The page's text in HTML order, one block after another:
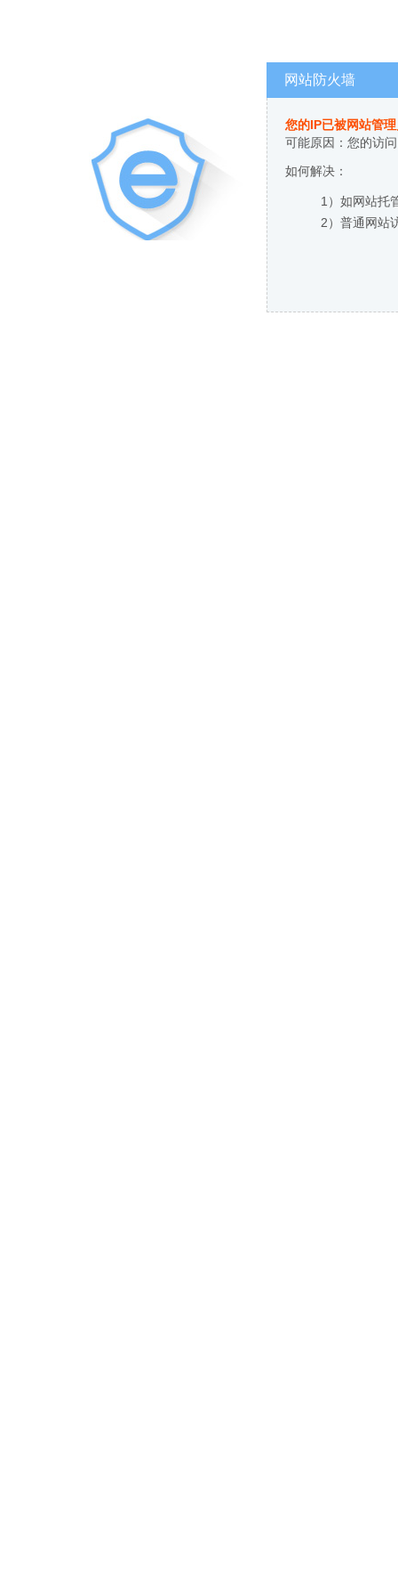
网站防火墙
您的IP已被网站管
可能原因：您的访
如何解决：
1）如网站托
2）普通网站